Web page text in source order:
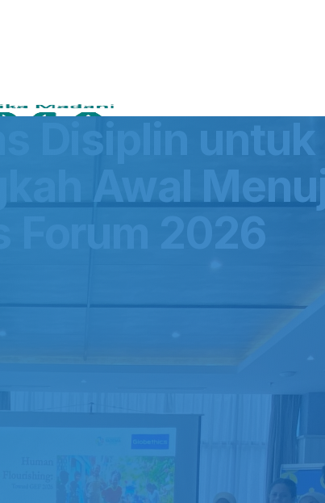
Disiplin
Awal
Forum 2026